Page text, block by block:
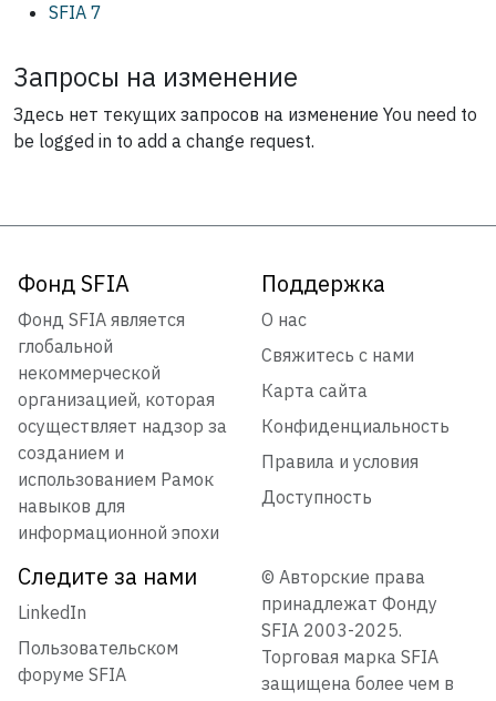
SFIA 7
Запросы на изменение
Здесь нет текущих запросов на изменение You need to
be logged in to add a change request.
Фонд SFIA
Фонд SFIA является
глобальной
некоммерческой
организацией, которая
осуществляет надзор за
созданием и
использованием Рамок
навыков для
информационной эпохи
Поддержка
О нас
Свяжитесь с нами
Карта сайта
Конфиденциальность
Правила и условия
Доступность
Следите за нами
LinkedIn
Пользовательском
форуме SFIA
© Авторские права
принадлежат Фонду
SFIA 2003-2025.
Торговая марка SFIA
защищена более чем в